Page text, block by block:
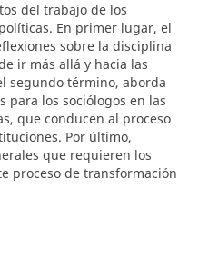
del trabajo de los
En primer lugar, el
sobre la disciplina
ir más allá y hacia las
segundo término, aborda
para los sociólogos en las
que conducen al proceso
Por último,
que requieren los
proceso de transformación